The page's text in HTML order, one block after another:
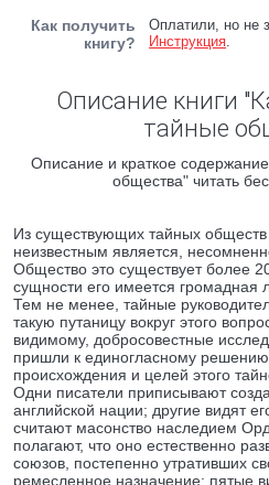
Как получить
книгу?
Оплатили, но не
Инструкция.
Описание книги
тайные
Описание и краткое
общества" читать
Из существующих тайных
неизвестным является,
Общество это существует более
сущности его имеется громадная
Тем не менее, тайные
такую путаницу вокруг этого
видимому, добросовестные
пришли к единогласному решению
происхождения и целей этого
Одни писатели приписывают
английской нации; другие видят
считают масонство наследием
полагают, что оно естественно
союзов, постепенно утративших
ремесленное назначение; пятые